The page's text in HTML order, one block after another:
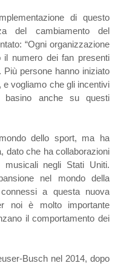
di questo
del cambiamento del
“Ogni organizzazione
il numero dei fan presenti
persone hanno iniziato
vogliamo che gli incentivi
basino anche su questi
dello sport, ma ha
dato che ha collaborazioni
negli Stati Uniti.
nel mondo della
a questa nuova
noi è molto importante
il comportamento dei
Busch nel 2014, dopo